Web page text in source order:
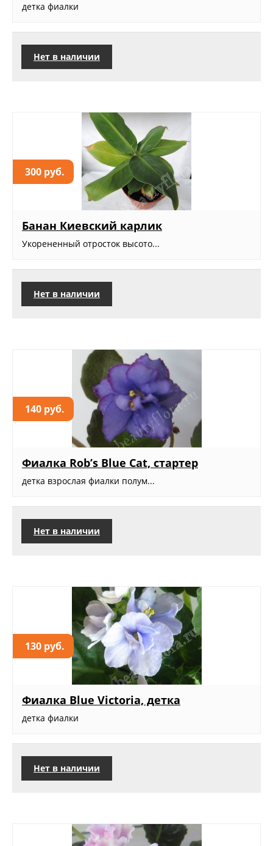
детка фиалки
Нет в наличии
300 руб.
Банан Киевский карлик
Укорененный отросток высото...
Нет в наличии
140 руб.
Фиалка Rob’s Blue Cat, стартер
детка взрослая фиалки полум...
Нет в наличии
130 руб.
Фиалка Blue Victoria, детка
детка фиалки
Нет в наличии